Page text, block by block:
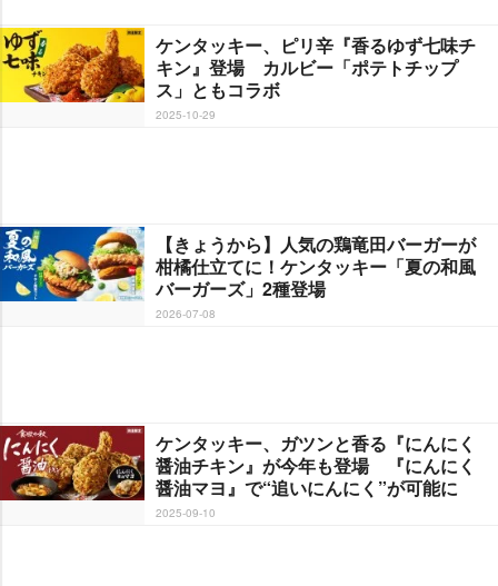
ケンタッキー、ピリ辛『香るゆず七味チ
キン』登場 カルビー「ポテトチップ
ス」ともコラボ
2025-10-29
【きょうから】人気の鶏竜田バーガーが
柑橘仕立てに！ケンタッキー「夏の和風
バーガーズ」2種登場
2026-07-08
ケンタッキー、ガツンと香る『にんにく
醤油チキン』が今年も登場 『にんにく
醤油マヨ』で“追いにんにく”が可能に
2025-09-10